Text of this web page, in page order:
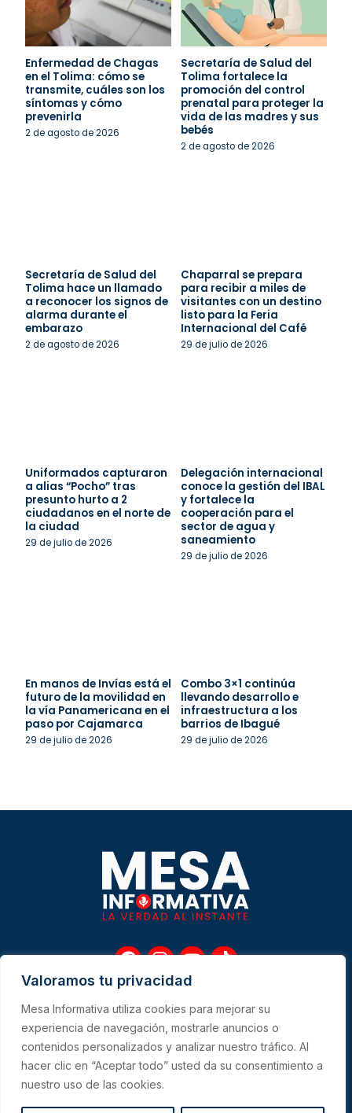
Valoramos tu privacidad
Mesa Informativa utiliza cookies para mejorar su
experiencia de navegación, mostrarle anuncios o
contenidos personalizados y analizar nuestro tráfico. Al
hacer clic en “Aceptar todo” usted da su consentimiento a
nuestro uso de las cookies.
Enfermedad de Chagas
en el Tolima: cómo se
transmite, cuáles son los
síntomas y cómo
prevenirla
2 de agosto de 2026
Secretaría de Salud del
Tolima fortalece la
promoción del control
prenatal para proteger la
vida de las madres y sus
bebés
2 de agosto de 2026
Secretaría de Salud del
Tolima hace un llamado
a reconocer los signos de
alarma durante el
embarazo
2 de agosto de 2026
Chaparral se prepara
para recibir a miles de
visitantes con un destino
listo para la Feria
Internacional del Café
29 de julio de 2026
Uniformados capturaron
a alias “Pocho” tras
presunto hurto a 2
ciudadanos en el norte de
la ciudad
29 de julio de 2026
Delegación internacional
conoce la gestión del IBAL
y fortalece la
cooperación para el
sector de agua y
saneamiento
29 de julio de 2026
En manos de Invías está el
futuro de la movilidad en
la vía Panamericana en el
paso por Cajamarca
29 de julio de 2026
Combo 3×1 continúa
llevando desarrollo e
infraestructura a los
barrios de Ibagué
29 de julio de 2026
F
a
c
e
b
o
o
k
I
n
s
t
a
g
r
a
m
Y
u
t
u
b
e
T
t
o
k
CONTACTO